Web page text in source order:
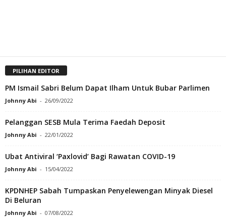
PILIHAN EDITOR
PM Ismail Sabri Belum Dapat Ilham Untuk Bubar Parlimen
Johnny Abi - 26/09/2022
Pelanggan SESB Mula Terima Faedah Deposit
Johnny Abi - 22/01/2022
Ubat Antiviral ‘Paxlovid’ Bagi Rawatan COVID-19
Johnny Abi - 15/04/2022
KPDNHEP Sabah Tumpaskan Penyelewengan Minyak Diesel
Di Beluran
Johnny Abi - 07/08/2022